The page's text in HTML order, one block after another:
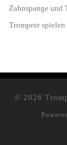
Zahnspange und
Trompete
© 2026